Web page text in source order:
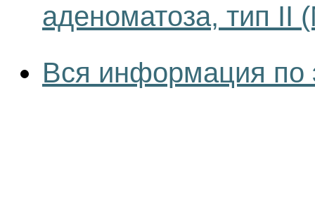
аденоматоза, тип II
Вся информация по